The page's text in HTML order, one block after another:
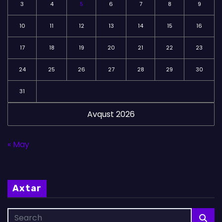
Avqust 2026
3 4 5 6 7 8 9
10 11 12 13 14 15 16
17 18 19 20 21 22 23
24 25 26 27 28 29 30
31
« May
Axtar